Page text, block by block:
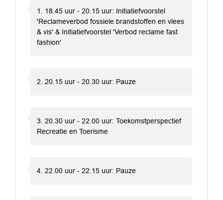
1. 18.45 uur - 20.15 uur: Initiatiefvoorstel
'Reclameverbod fossiele brandstoffen en vlees
& vis' & Initiatiefvoorstel 'Verbod reclame fast
fashion'
2. 20.15 uur - 20.30 uur: Pauze
3. 20.30 uur - 22.00 uur: Toekomstperspectief
Recreatie en Toerisme
4. 22.00 uur - 22.15 uur: Pauze